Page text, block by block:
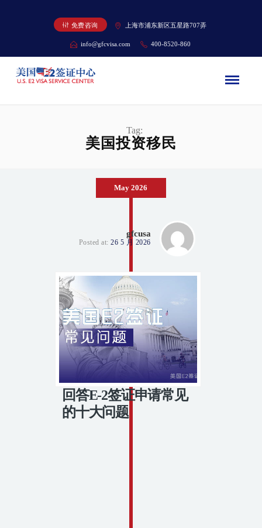
免费咨询 上海市浦东新区五星路707弄
info@gfcvisa.com 400-8520-860
Tag:
美国投资移民
May 2026
gfcusa
Posted at:26 5 月 2026
回答E-2签证申请常见
的十大问题